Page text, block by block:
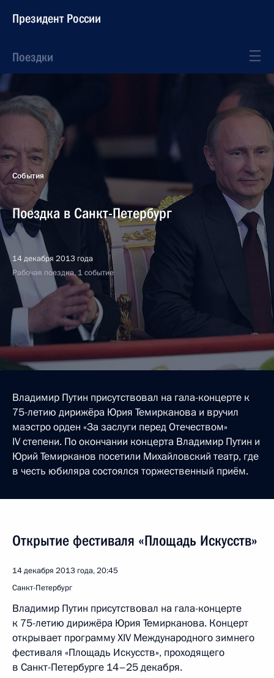
Президент России
Поездки
События
Поездка в Санкт-Петербург
14 декабря 2013 года
Рабочая поездка, 1 событие
Владимир Путин присутствовал на гала-концерте к
75-летию дирижёра Юрия Темирканова и вручил
маэстро орден «За заслуги перед Отечеством»
IV степени. По окончании концерта Владимир Путин и
Юрий Темирканов посетили Михайловский театр, где
в честь юбиляра состоялся торжественный приём.
Открытие фестиваля «Площадь Искусств»
14 декабря 2013 года, 20:45
Санкт-Петербург
Владимир Путин присутствовал на гала-концерте
к 75-летию дирижёра Юрия Темирканова. Концерт
открывает программу XIV Международного зимнего
фестиваля «Площадь Искусств», проходящего
в Санкт-Петербурге 14–25 декабря.